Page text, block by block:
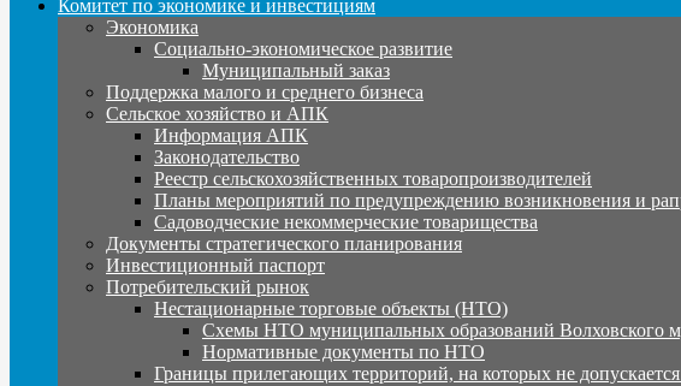
Комитет по экономике и инвестициям
Экономика
Социально-экономическое развитие
Муниципальный заказ
Поддержка малого и среднего бизнеса
Сельское хозяйство и АПК
Информация АПК
Законодательство
Реестр сельскохозяйственных товаропроизводителей
Планы мероприятий по предупреждению возникновения и
Садоводческие некоммерческие товарищества
Документы стратегического планирования
Инвестиционный паспорт
Потребительский рынок
Нестационарные торговые объекты (НТО)
Схемы НТО муниципальных образований Волховского
Нормативные документы по НТО
Границы прилегающих территорий, на которых не